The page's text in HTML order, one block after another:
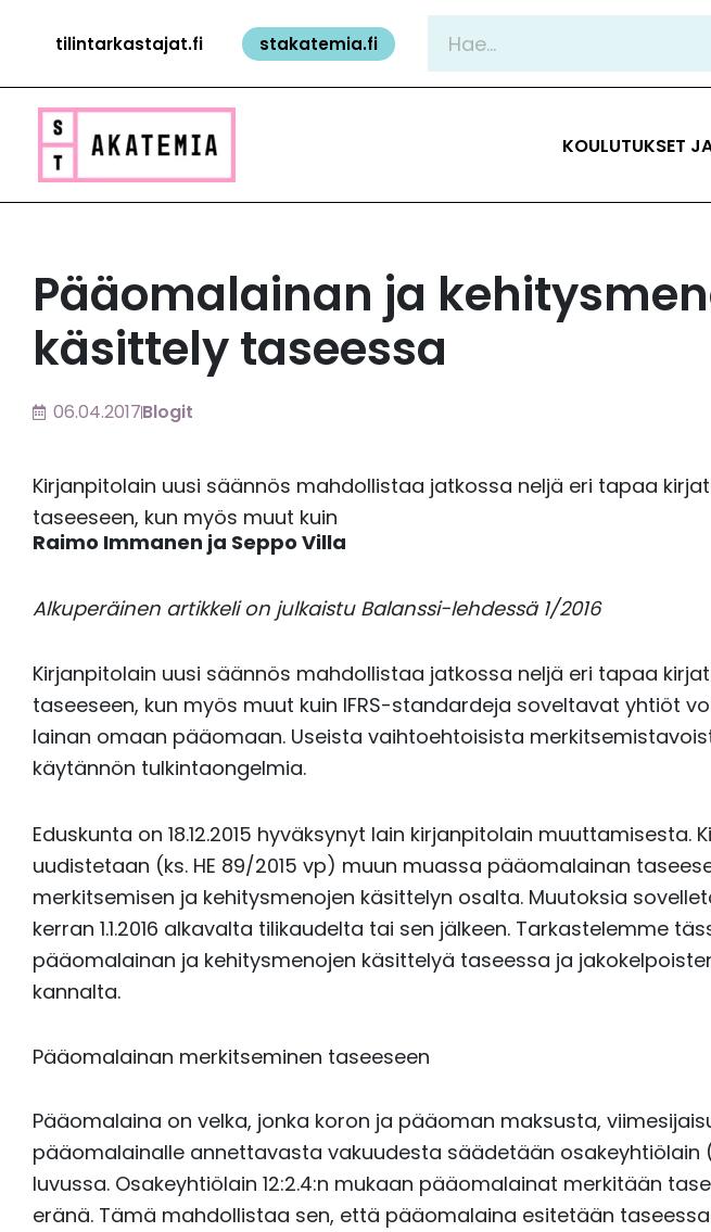
sisältööntilintarkastajat.fi stakatemia.fi
KOULUTUKSET
Pääomalainan ja
käsittely taseessa
06.04.2017Blogit
Kirjanpitolain uusi säännös mahdollistaa jatkossa neljä eri tapaa
taseeseen, kun myös muut kuin
Raimo Immanen ja Seppo Villa
Alkuperäinen artikkeli on julkaistu Balanssi-lehdessä 1/2016
Kirjanpitolain uusi säännös mahdollistaa jatkossa neljä eri tapaa
taseeseen, kun myös muut kuin IFRS-standardeja soveltavat yhtiöt
lainan omaan pääomaan. Useista vaihtoehtoisista
käytännön tulkintaongelmia.
Eduskunta on 18.12.2015 hyväksynyt lain kirjanpitolain muuttamisesta.
uudistetaan (ks. HE 89/2015 vp) muun muassa pääomalainan
merkitsemisen ja kehitysmenojen käsittelyn osalta. Muutoksia
kerran 1.1.2016 alkavalta tilikaudelta tai sen jälkeen. Tarkastelemme
pääomalainan ja kehitysmenojen käsittelyä taseessa ja
kannalta.
Pääomalainan merkitseminen taseeseen
Pääomalaina on velka, jonka koron ja pääoman maksusta,
pääomalainalle annettavasta vakuudesta säädetään osakeyhtiölain
luvussa. Osakeyhtiölain 12:2.4:n mukaan pääomalainat merkitään
eränä. Tämä mahdollistaa sen, että pääomalaina esitetään